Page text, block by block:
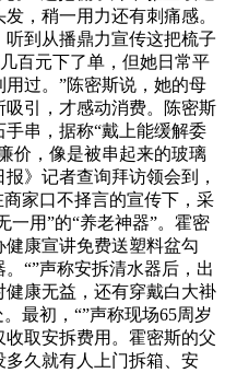
，稍一用力还有刺痛感。
到从播鼎力宣传这把梳子
百元下了单，但她日常平
过。”陈密斯说，她的母
引，才感动消费。陈密斯
串，据称“戴上能缓解委
价，像是被串起来的玻璃
》记者查询拜访领会到，
家口不择言的宣传下，采
一用”的“养老神器”。霍密
康宣讲免费送塑料盆勾
“”声称安拆清水器后，出
康无益，还有穿戴白大褂
最初，“”声称现场65周岁
取安拆费用。霍密斯的父
久就有人上门拆箱、安